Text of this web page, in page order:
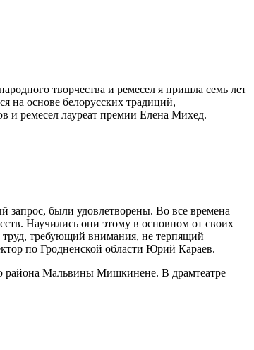
творчества и ремесел я пришла семь лет
на основе белорусских традиций,
и ремесел лауреат премии Елена Михед.
запрос, были удовлетворены. Во все времена
Научились они этому в основном от своих
труд, требующий внимания, не терпящий
по Гродненской области Юрий Караев.
района Мальвины Мишкинене. В драмтеатре